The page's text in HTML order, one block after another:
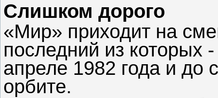
Слишком дорого
«Мир» приходит на
последний из
апреле 1982 года и до
орбите.